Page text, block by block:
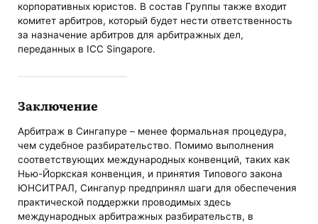
корпоративных юристов. В состав Группы также входит
комитет арбитров, который будет нести ответственность
за назначение арбитров для арбитражных дел,
переданных в ICC Singapore.
Заключение
Арбитраж в Сингапуре – менее формальная процедура,
чем судебное разбирательство. Помимо выполнения
соответствующих международных конвенций, таких как
Нью-Йоркская конвенция, и принятия Типового закона
ЮНСИТРАЛ, Сингапур предпринял шаги для обеспечения
практической поддержки проводимых здесь
международных арбитражных разбирательств, в